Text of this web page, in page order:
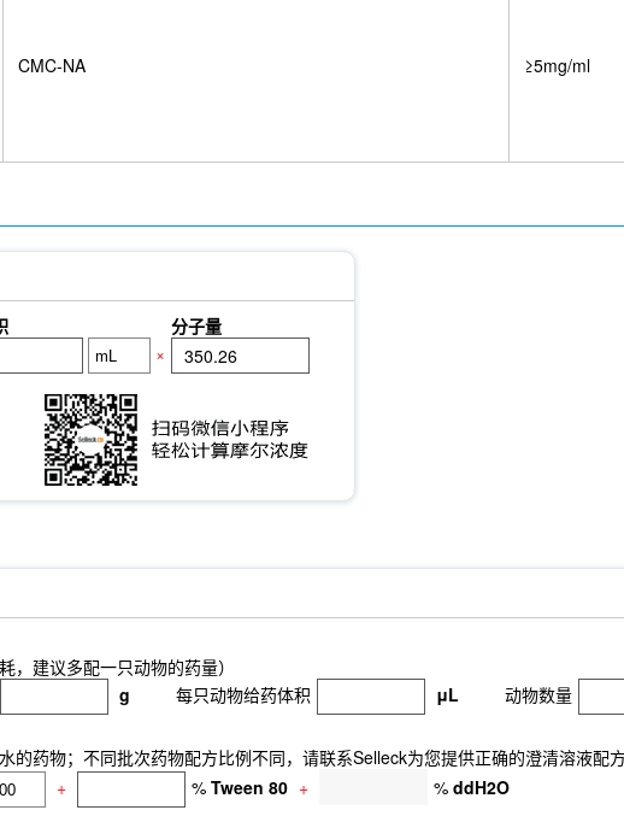
CMC-NA ≥5mg/ml
分子量
×
建议多配一只动物的药量）
g 每只动物给药体积 μL 动物数量
的药物；不同批次药物配方比例不同，请联系Selleck为您提供正确的澄清溶液配
+ % Tween 80 + % ddH2O